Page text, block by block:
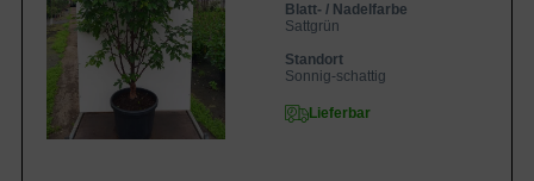
Blatt- / Nadelfarbe
Sattgrün
Standort
Sonnig-schattig
Lieferbar